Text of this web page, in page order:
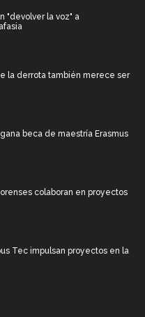
"devolver la voz" a
la derrota también merece ser
beca de maestría Erasmus
colaboran en proyectos
Tec impulsan proyectos en la